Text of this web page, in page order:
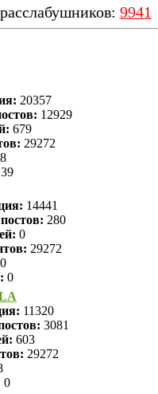
9941
20357
12929
679
29272
39
14441
280
0
29272
0
0
11320
3081
603
29272
0